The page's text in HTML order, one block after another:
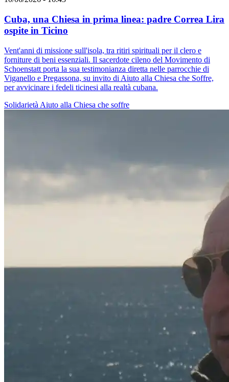
Cuba, una Chiesa in prima linea: padre Correa Lira
ospite in Ticino
Vent'anni di missione sull'isola, tra ritiri spirituali per il clero e
forniture di beni essenziali. Il sacerdote cileno del Movimento di
Schoenstatt porta la sua testimonianza diretta nelle parrocchie di
Viganello e Pregassona, su invito di Aiuto alla Chiesa che Soffre,
per avvicinare i fedeli ticinesi alla realtà cubana.
Solidarietà Aiuto alla Chiesa che soffre